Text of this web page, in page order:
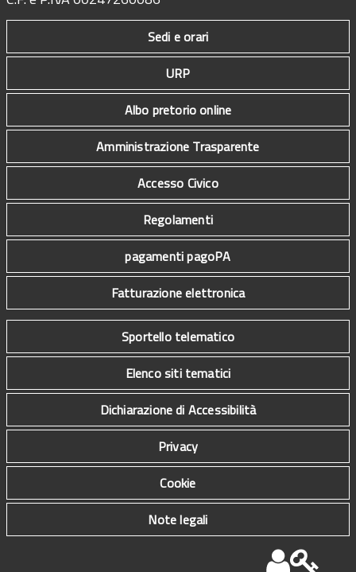
Sedi e orari
URP
Albo pretorio online
Amministrazione Trasparente
Accesso Civico
Regolamenti
pagamenti pagoPA
Fatturazione elettronica
Sportello telematico
Elenco siti tematici
Dichiarazione di Accessibilità
Privacy
Cookie
Note legali